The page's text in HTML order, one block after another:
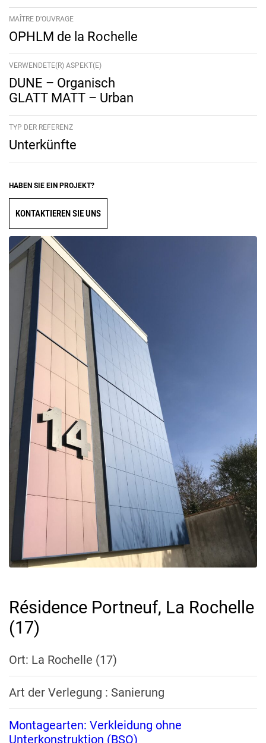
MAÎTRE D'OUVRAGE
OPHLM de la Rochelle
VERWENDETE(R) ASPEKT(E)
DUNE – Organisch
GLATT MATT – Urban
TYP DER REFERENZ
Unterkünfte
HABEN SIE EIN PROJEKT?
KONTAKTIEREN SIE UNS
Résidence Portneuf, La Rochelle
(17)
Ort: La Rochelle (17)
Art der Verlegung : Sanierung
Montagearten: Verkleidung ohne
Unterkonstruktion (BSO)